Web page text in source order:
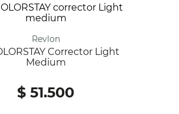
Revlon
Medium
$ 51.500